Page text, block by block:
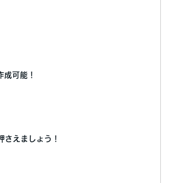
成可能！
さえましょう！